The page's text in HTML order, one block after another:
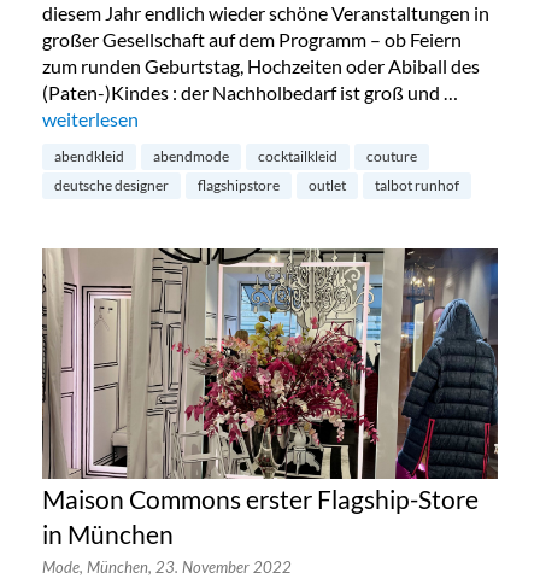
diesem Jahr endlich wieder schöne Veranstaltungen in
großer Gesellschaft auf dem Programm – ob Feiern
zum runden Geburtstag, Hochzeiten oder Abiball des
(Paten-)Kindes : der Nachholbedarf ist groß und …
„Talbot Runhof Outlet in München“
weiterlesen
abendkleid abendmode cocktailkleid
couture
deutsche designer
flagshipstore outlet talbot runhof
Maison Commons erster Flagship-Store
in München
Mode, München, 23. November 2022